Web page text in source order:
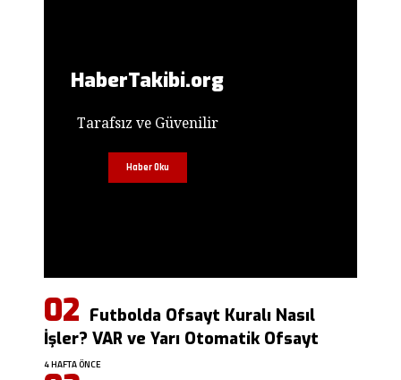
HaberTakibi.org
Tarafsız ve Güvenilir
Haber Oku
Futbolda Ofsayt Kuralı Nasıl
İşler? VAR ve Yarı Otomatik Ofsayt
4 HAFTA ÖNCE